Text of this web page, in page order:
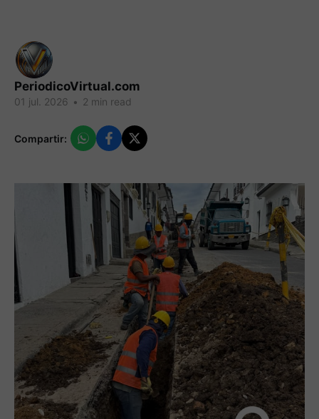
PeriodicoVirtual.com
01 jul. 2026 • 2 min read
Compartir: